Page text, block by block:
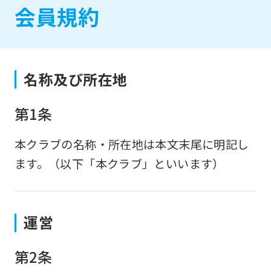
会員規約
名称及び所在地
第1条
本クラブの名称・所在地は本文末尾に明記し
ます。（以下「本クラブ」といいます）
運営
第2条